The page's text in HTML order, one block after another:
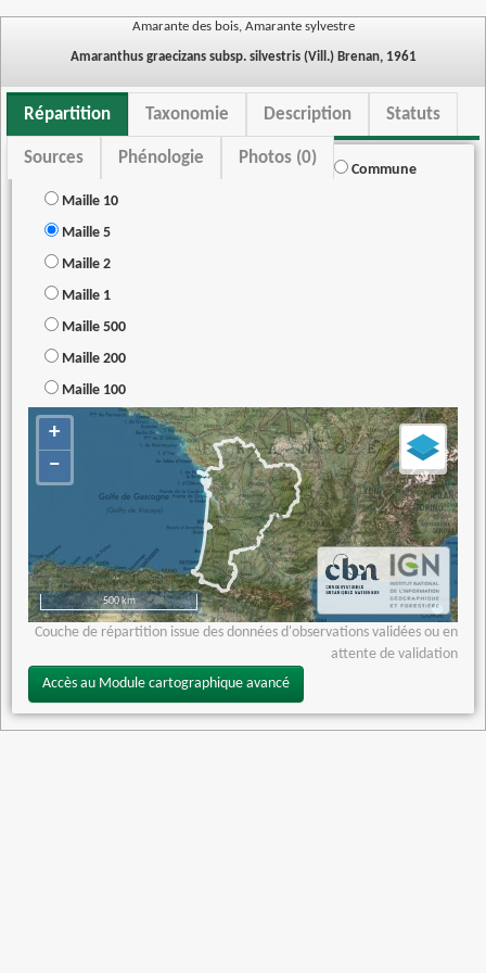
Amarante des bois, Amarante sylvestre
Amaranthus graecizans subsp. silvestris (Vill.) Brenan, 1961
Répartition Taxonomie Description Statuts
Sources Phénologie Photos (0)
Commune
Maille 10
Maille 5
Maille 2
Maille 1
Maille 500
Maille 200
Maille 100
+
−
500 km
Couche de répartition issue des données d'observations validées ou en
attente de validation
Accès au Module cartographique avancé